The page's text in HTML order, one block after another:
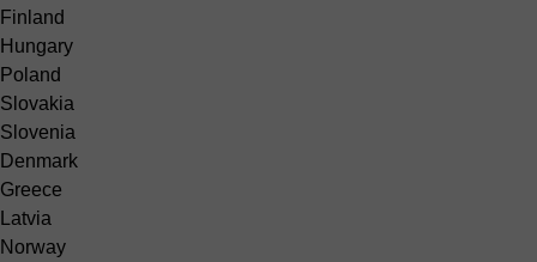
Finland
Hungary
Poland
Slovakia
Slovenia
Denmark
Greece
Latvia
Norway